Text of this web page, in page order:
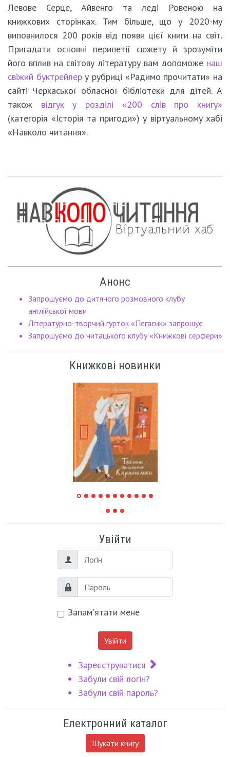
Левове Серце, Айвенго та леді Ровеною на
книжкових сторінках. Тим більше, що у 2020-му
виповнилося 200 років від появи цієї книги на світ.
Пригадати основні перипетії сюжету й зрозуміти
його вплив на світову літературу вам допоможе наш
свіжий буктрейлеру рубриці «Радимо прочитати» на
сайті Черкаської обласної бібліотеки для дітей. А
також відгук у розділі «200 слів про книгу»
(категорія «Історія та пригоди») у віртуальному хабі
«Навколо читання».
Анонс
Запрошуємо до дитячого розмовного клубу
англійської мови
Літературно-творчий гурток «Пегасик» запрошує
Запрошуємо до читацького клубу «Книжкові серфери»
Книжкові новинки
Увійти
Логін
Пароль
Запам'ятати мене
Увійти
Зареєструватися
Забули свій логін?
Забули свій пароль?
Електронний каталог
Шукати книгу